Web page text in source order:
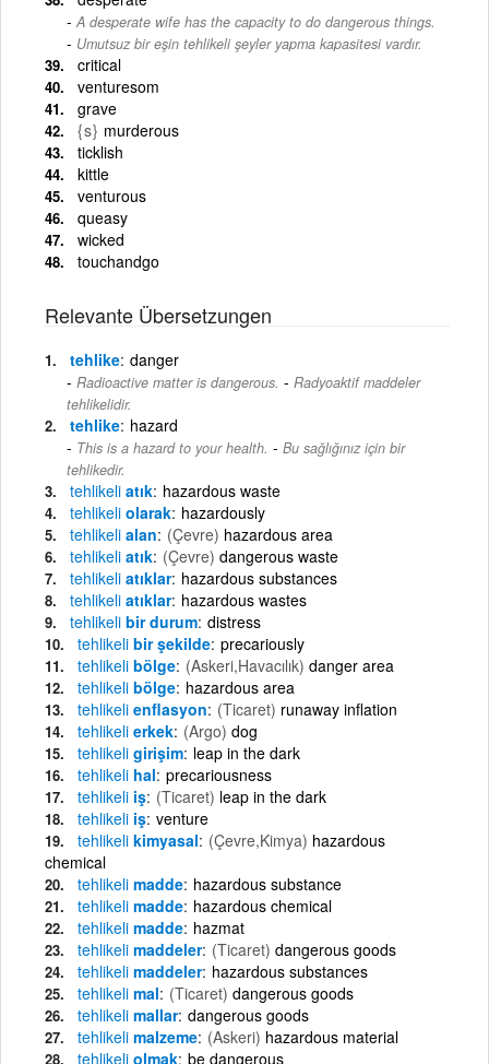
A desperate wife has the capacity to do dangerous things.
- Umutsuz bir eşin tehlikeli şeyler yapma kapasitesi vardır.
critical
venturesom
grave
{s} murderous
ticklish
kittle
venturous
queasy
wicked
touchandgo
Relevante Übersetzungen
tehlike danger
Radioactive matter is dangerous. - Radyoaktif maddeler
tehlikelidir.
tehlike hazard
This is a hazard to your health. - Bu sağlığınız için bir
tehlikedir.
tehlikeli atık hazardous waste
tehlikeli olarak hazardously
tehlikeli alan (Çevre) hazardous area
tehlikeli atık (Çevre) dangerous waste
tehlikeli atıklar hazardous substances
tehlikeli atıklar hazardous wastes
tehlikeli bir durum distress
tehlikeli bir şekilde precariously
tehlikeli bölge (Askeri,Havacılık) danger area
tehlikeli bölge hazardous area
tehlikeli enflasyon (Ticaret) runaway inflation
tehlikeli erkek (Argo) dog
tehlikeli girişim leap in the dark
tehlikeli hal precariousness
tehlikeli iş (Ticaret) leap in the dark
tehlikeli iş venture
tehlikeli kimyasal (Çevre,Kimya) hazardous
chemical
tehlikeli madde hazardous substance
tehlikeli madde hazardous chemical
tehlikeli madde hazmat
tehlikeli maddeler (Ticaret) dangerous goods
tehlikeli maddeler hazardous substances
tehlikeli mal (Ticaret) dangerous goods
tehlikeli mallar dangerous goods
tehlikeli malzeme (Askeri) hazardous material
tehlikeli olmak be dangerous